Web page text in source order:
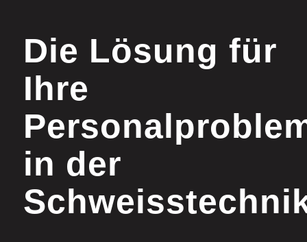
Die Lösung für
Ihre
in der